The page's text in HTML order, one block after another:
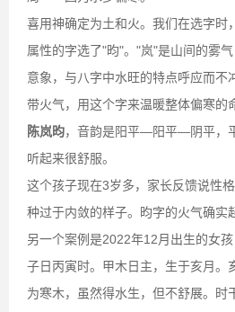
喜用神确定为土和火。我们在选字时
属性的字选了"昀"。"岚"是山间的雾
意象，与八字中水旺的特点呼应而不
带火气，用这个字来温暖整体偏寒的
陈岚昀，音韵是阳平—阳平—阴平，
听起来很舒服。
这个孩子现在3岁多，家长反馈说性
种过于内敛的样子。昀字的火气确实
另一个案例是2022年12月出生的女
子日丙寅时。甲木日主，生于亥月。
为寒木，虽然得水生，但不舒展。时